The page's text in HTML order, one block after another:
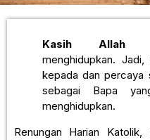
Kasih Allah
menghidupkan.
kepada dan percaya
sebagai Bapa
menghidupkan.
Renungan Harian